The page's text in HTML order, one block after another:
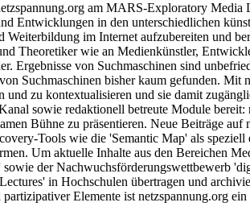
am MARS-Exploratory
Entwicklungen in den unterschiedlichen
im Internet aufzubereiten und
Theoretiker wie an Medienkünstler,
Ergebnisse von Suchmaschinen sind
Suchmaschinen bisher kaum gefunden.
zu kontextualisieren und sie damit
sowie redaktionell betreute Module
Bühne zu präsentieren. Neue Beiträge
Tools wie die 'Semantic Map' als
Um aktuelle Inhalte aus den Bereichen
der Nachwuchsförderungswettbewerb
in Hochschulen übertragen und
Elemente ist netzspannung.org